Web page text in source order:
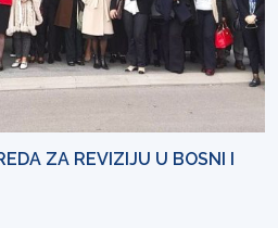
ZA REVIZIJU U BOSNI I